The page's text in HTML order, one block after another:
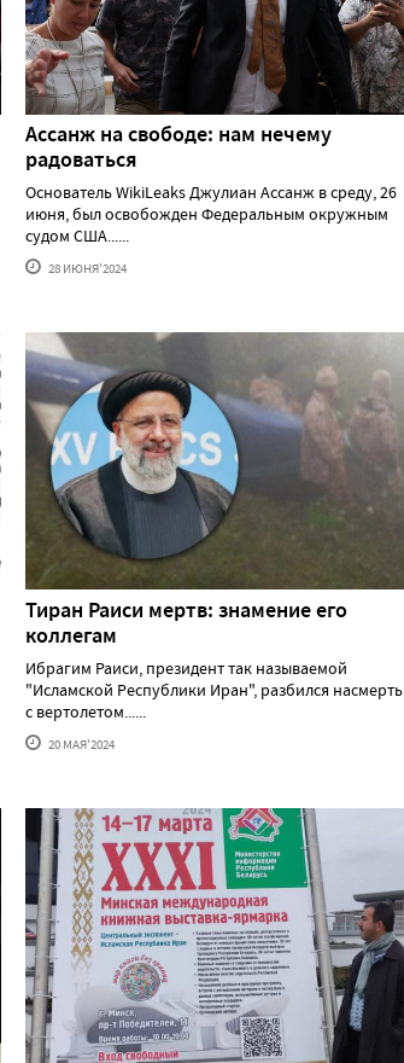
Ассанж на свободе: нам нечему
радоваться
Основатель WikiLeaks Джулиан Ассанж в среду, 26
июня, был освобожден Федеральным окружным
судом США......
28 ИЮНЯ'2024
Тиран Раиси мертв: знамение его
коллегам
Ибрагим Раиси, президент так называемой
"Исламской Республики Иран", разбился насмерть
с вертолетом......
20 МАЯ'2024